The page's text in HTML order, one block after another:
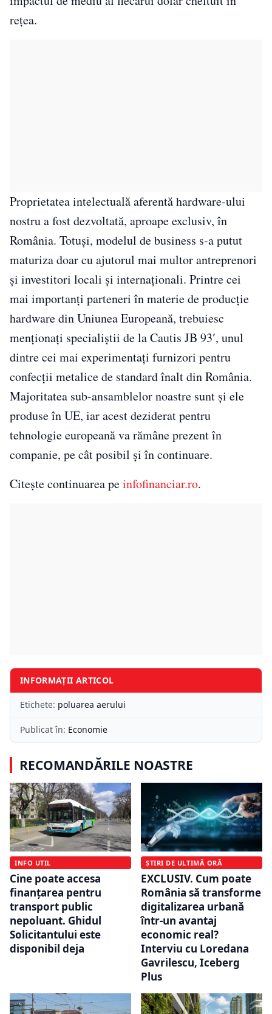
rețea.
Proprietatea intelectuală aferentă hardware-ului
nostru a fost dezvoltată, aproape exclusiv, în
România. Totuși, modelul de business s-a putut
maturiza doar cu ajutorul mai multor antreprenori
și investitori locali și internaționali. Printre cei
mai importanți parteneri în materie de producție
hardware din Uniunea Europeană, trebuiesc
menționați specialiștii de la Cautis JB 93′, unul
dintre cei mai experimentați furnizori pentru
confecții metalice de standard înalt din România.
Majoritatea sub-ansamblelor noastre sunt și ele
produse în UE, iar acest deziderat pentru
tehnologie europeană va rămâne prezent în
companie, pe cât posibil și în continuare.
Citește continuarea peinfofinanciar.ro.
INFORMAȚII ARTICOL
Etichete: poluarea aerului
Publicat în: Economie
RECOMANDĂRILE NOASTRE
INFO UTIL
Cine poate accesa
finanțarea pentru
transport public
nepoluant. Ghidul
Solicitantului este
disponibil deja
ȘTIRI DE ULTIMĂ ORĂ
EXCLUSIV. Cum poate
România să transforme
digitalizarea urbană
într-un avantaj
economic real?
Interviu cu Loredana
Gavrilescu, Iceberg
Plus